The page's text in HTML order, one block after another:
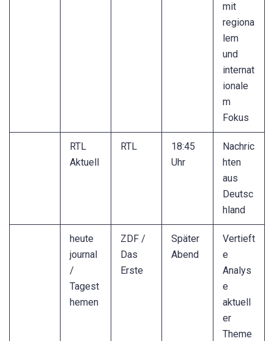
mit
regiona
lem
und
internat
ionale
m
Fokus
RTL
Aktuell
RTL
18:45
Uhr
Nachric
hten
aus
Deutsc
hland
heute
journal
/
Tagest
hemen
ZDF /
Das
Erste
Später
Abend
Vertieft
e
Analys
e
aktuell
er
Theme